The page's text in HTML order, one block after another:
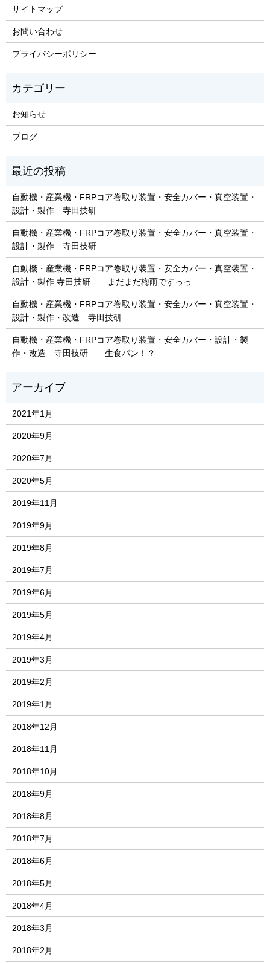
サイトマップ
お問い合わせ
プライバシーポリシー
お知らせ
ブログ
自動機・産業機・FRPコア巻取り装置・安全カバー・真空装置・
設計・製作 寺田技研
自動機・産業機・FRPコア巻取り装置・安全カバー・真空装置・
設計・製作 寺田技研
自動機・産業機・FRPコア巻取り装置・安全カバー・真空装置・
設計・製作 寺田技研 まだまだ梅雨ですっっ
自動機・産業機・FRPコア巻取り装置・安全カバー・真空装置・
設計・製作・改造 寺田技研
自動機・産業機・FRPコア巻取り装置・安全カバー・設計・製
作・改造 寺田技研 生食パン！？
2021年1月
2020年9月
2020年7月
2020年5月
2019年11月
2019年9月
2019年8月
2019年7月
2019年6月
2019年5月
2019年4月
2019年3月
2019年2月
2019年1月
2018年12月
2018年11月
2018年10月
2018年9月
2018年8月
2018年7月
2018年6月
2018年5月
2018年4月
2018年3月
2018年2月